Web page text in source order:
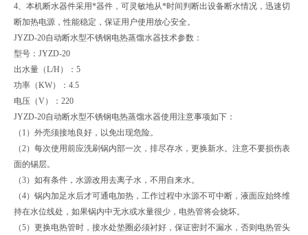
4 、本机断水器件采用*器件，可灵敏地从*时间判断出设备断水情况，迅速切
断加热电源，性能稳定，保证用户使用放心安全。
JYZD-20自动断水型不锈钢电热蒸馏水器技术参数：
型号： JYZD-20
出水量（L/H ）： 5
功率（KW）： 4.5
电压（V）： 220
JYZD-20自动断水型不锈钢电热蒸馏水器使用注意事项如下：
（ 1 ）外壳须接地良好，以免出现危险。
（2）每次使用前应洗刷锅内部一次，排尽存水，更换新水。注意不要损伤表
面的锡层。
（3）如有条件，水源改用去离子水，不用自来水。
（4）锅内加足水后才可通电加热，工作过程中水源不可中断，液面应始终维
持在水位线处，如果锅内中无水或水量很少，电热管将会烧坏。
（5）更换电热管时，接水处垫圈必须衬好，保证密封不漏水，否则电热管头